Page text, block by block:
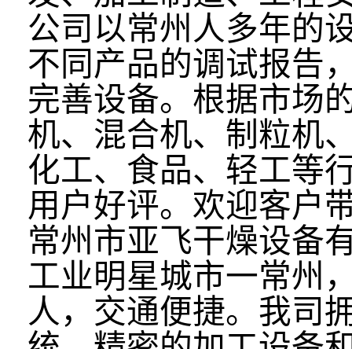
公司以常州人多年的
不同产品的调试报告
完善设备。根据市场
机、混合机、制粒机
化工、食品、轻工等
用户好评。欢迎客户
常州市亚飞干燥设备
工业明星城市一常州
人，交通便捷。我司